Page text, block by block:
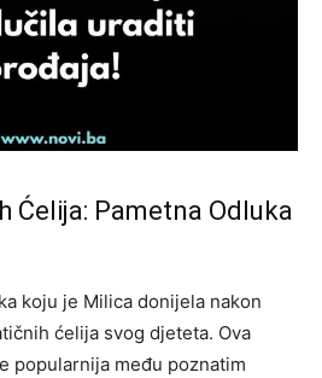
Ćelija: Pametna Odluka
koju je Milica donijela nakon
ćelija svog djeteta. Ova
popularnija među poznatim